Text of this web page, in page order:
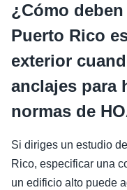
¿Cómo
Puerto Rico
exterior
anclajes para
normas de
Si diriges un estudio
Rico, especificar una
un edificio alto puede